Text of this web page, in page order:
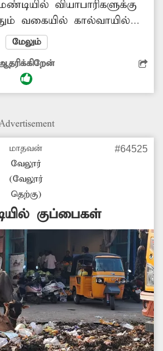
வியாபாரிகளுக்கு
வகையில் கால்வாயில்
தேங்கி சகதியாக
அழுகிய பழங்கள்
வீசி கொசு தொல்லை
அந்த வழியாக செல்லும்
துறை அதிகாரிகள்
மேலும்
மாதவன்
வேலூர்
(வேலூர்
தெற்கு)
#64525
குப்பைகள்